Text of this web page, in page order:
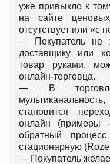
уже привыкло к
на сайте
отсутствует или «с
— Покупатель не
доставщику или
товар руками,
онлайн-торговца.
— В торговле
становится
онлайн (примеры
обратный
стационарную
— Покупатель